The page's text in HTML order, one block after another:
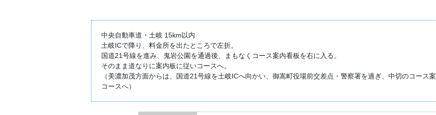
中央自動車道・土岐 15km以内
土岐ICで降り、料金所を出たところで左折。
国道21号線を進み、鬼岩公園を通過後、まもなくコース案内看板を右に入る。
そのまま道なりに案内板に従いコースへ。
（美濃加茂方面からは、国道21号線を土岐ICへ向かい、御嵩町役場前交差点・警察署を過ぎ、中切のコース
コースへ）